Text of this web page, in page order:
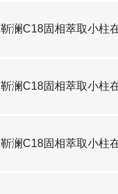
靳澜C18固相萃取小柱在白酒
靳澜C18固相萃取小柱在尿
靳澜C18固相萃取小柱在农田